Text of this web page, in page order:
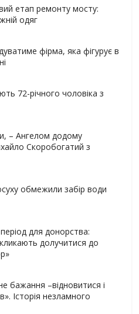
етап ремонту мосту:
одяг
фірма, яка фігурує в
72-річного чоловіка з
– Ангелом додому
Скоробогатий з
обмежили забір води
для донорства:
долучитися до
бажання –відновитися і
Історія незламного